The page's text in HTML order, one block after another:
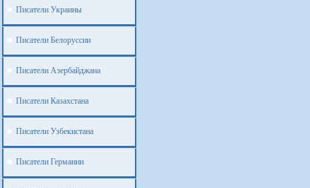
Писатели Украины
Писатели Белоруссии
Писатели Азербайджана
Писатели Казахстана
Писатели Узбекистана
Писатели Германии